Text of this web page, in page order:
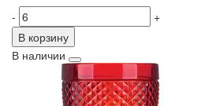
-
+
В корзину
В наличии